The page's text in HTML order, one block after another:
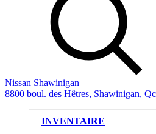
Nissan Shawinigan
8800 boul. des Hêtres, Shawinigan,
INVENTAIRE